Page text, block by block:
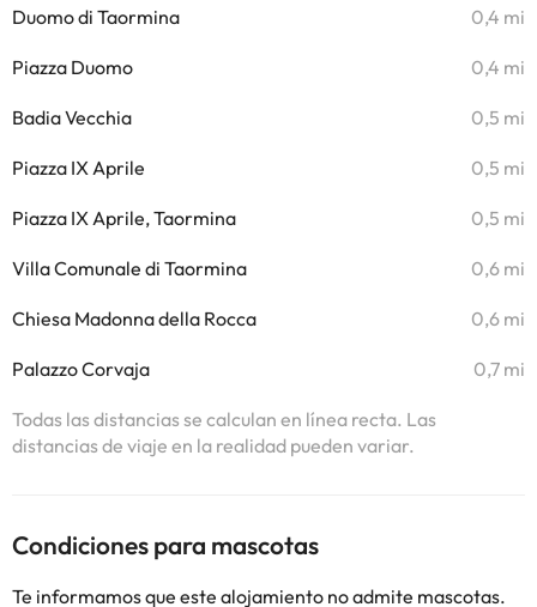
Duomo di Taormina 0,4 mi
Piazza Duomo 0,4 mi
Badia Vecchia 0,5 mi
Piazza IX Aprile 0,5 mi
Piazza IX Aprile, Taormina 0,5 mi
Villa Comunale di Taormina 0,6 mi
Chiesa Madonna della Rocca 0,6 mi
Palazzo Corvaja 0,7 mi
Todas las distancias se calculan en línea recta. Las
distancias de viaje en la realidad pueden variar.
Condiciones para mascotas
Te informamos que este alojamiento no admite mascotas.